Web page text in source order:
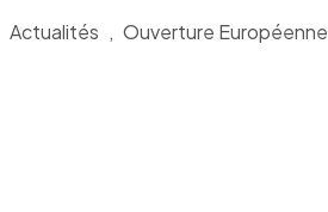
Actualités , Ouverture Européenne